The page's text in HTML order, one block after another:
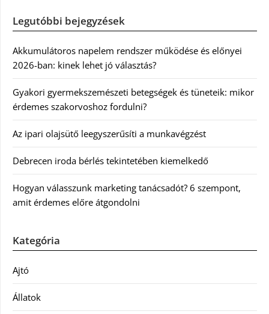
Legutóbbi bejegyzések
Akkumulátoros napelem rendszer működése és előnyei
2026-ban: kinek lehet jó választás?
Gyakori gyermekszemészeti betegségek és tüneteik: mikor
érdemes szakorvoshoz fordulni?
Az ipari olajsütő leegyszerűsíti a munkavégzést
Debrecen iroda bérlés tekintetében kiemelkedő
Hogyan válasszunk marketing tanácsadót? 6 szempont,
amit érdemes előre átgondolni
Kategória
Ajtó
Állatok